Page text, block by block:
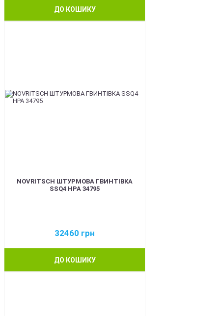
ДО КОШИКУ
NOVRITSCH ШТУРМОВА ГВИНТІВКА
SSQ4 HPA 34795
32460 грн
ДО КОШИКУ